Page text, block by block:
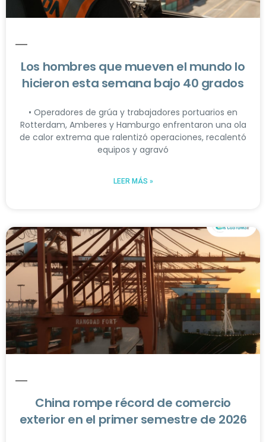
Los hombres que mueven el mundo lo
hicieron esta semana bajo 40 grados
• Operadores de grúa y trabajadores portuarios en
Rotterdam, Amberes y Hamburgo enfrentaron una ola
de calor extrema que ralentizó operaciones, recalentó
equipos y agravó
LEER MÁS »
China rompe récord de comercio
exterior en el primer semestre de 2026